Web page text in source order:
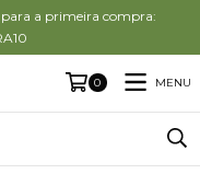
para a primeira compra:
0 MENU